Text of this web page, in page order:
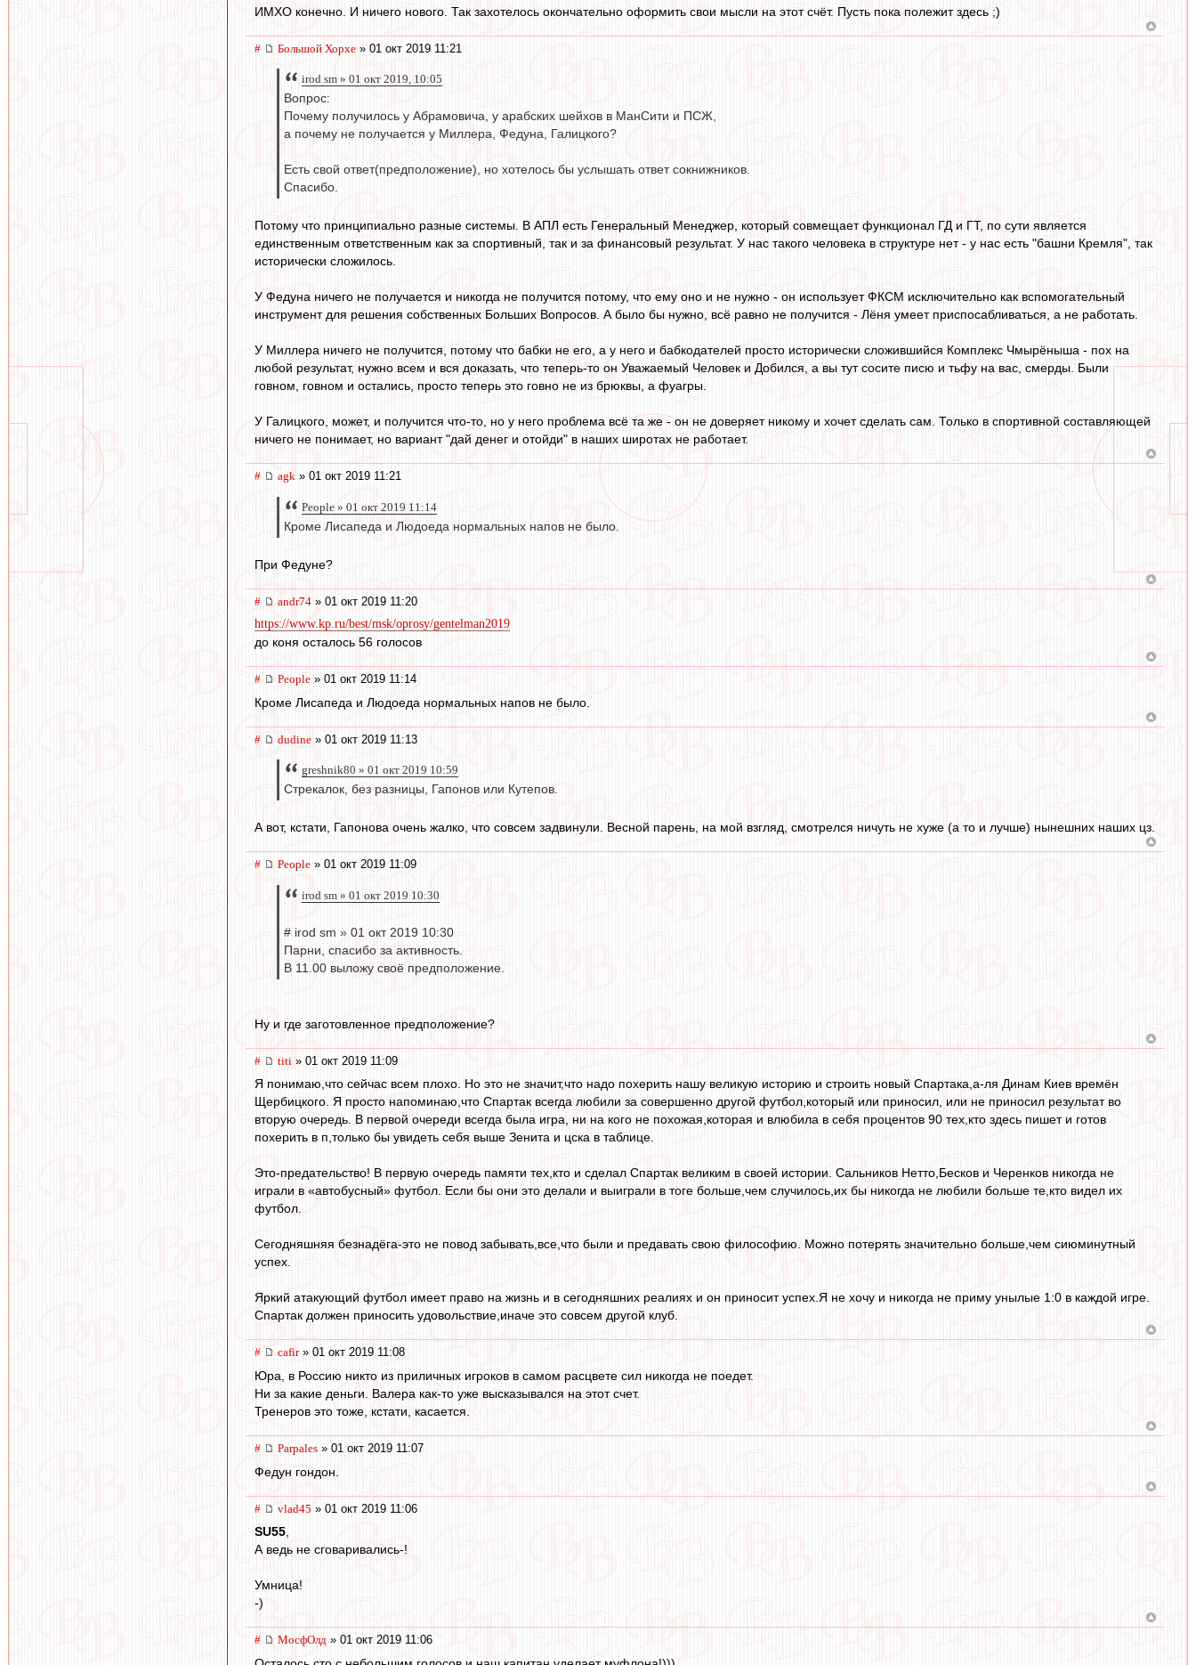
ИМХО конечно. И ничего нового. Так захотелось окончательно оформить свои мысли на этот счёт. Пусть пока полежит здесь ;)
# Большой Хорхе » 01 окт 2019 11:21
irod sm » 01 окт 2019, 10:05
Вопрос:
Почему получилось у Абрамовича, у арабских шейхов в МанСити и ПСЖ,
а почему не получается у Миллера, Федуна, Галицкого?
Есть свой ответ(предположение), но хотелось бы услышать ответ сокнижников.
Спасибо.
Потому что принципиально разные системы. В АПЛ есть Генеральный Менеджер, который совмещает функционал ГД и ГТ, по сути является
единственным ответственным как за спортивный, так и за финансовый результат. У нас такого человека в структуре нет - у нас есть "башни Кремля", так
исторически сложилось.
У Федуна ничего не получается и никогда не получится потому, что ему оно и не нужно - он использует ФКСМ исключительно как вспомогательный
инструмент для решения собственных Больших Вопросов. А было бы нужно, всё равно не получится - Лёня умеет приспосабливаться, а не работать.
У Миллера ничего не получится, потому что бабки не его, а у него и бабкодателей просто исторически сложившийся Комплекс Чмырёныша - пох на
любой результат, нужно всем и вся доказать, что теперь-то он Уважаемый Человек и Добился, а вы тут сосите писю и тьфу на вас, смерды. Были
говном, говном и остались, просто теперь это говно не из брюквы, а фуагры.
У Галицкого, может, и получится что-то, но у него проблема всё та же - он не доверяет никому и хочет сделать сам. Только в спортивной составляющей
ничего не понимает, но вариант "дай денег и отойди" в наших широтах не работает.
# agk » 01 окт 2019 11:21
People » 01 окт 2019 11:14
Кроме Лисапеда и Людоеда нормальных напов не было.
При Федуне?
# andr74 » 01 окт 2019 11:20
https://www.kp.ru/best/msk/oprosy/gentelman2019
до коня осталось 56 голосов
# People » 01 окт 2019 11:14
Кроме Лисапеда и Людоеда нормальных напов не было.
# dudine » 01 окт 2019 11:13
greshnik80 » 01 окт 2019 10:59
Стрекалок, без разницы, Гапонов или Кутепов.
А вот, кстати, Гапонова очень жалко, что совсем задвинули. Весной парень, на мой взгляд, смотрелся ничуть не хуже (а то и лучше) нынешних наших цз.
# People » 01 окт 2019 11:09
irod sm » 01 окт 2019 10:30
# irod sm » 01 окт 2019 10:30
Парни, спасибо за активность.
В 11.00 выложу своё предположение.
Ну и где заготовленное предположение?
# titi » 01 окт 2019 11:09
Я понимаю,что сейчас всем плохо. Но это не значит,что надо похерить нашу великую историю и строить новый Спартака,а-ля Динам Киев времён
Щербицкого. Я просто напоминаю,что Спартак всегда любили за совершенно другой футбол,который или приносил, или не приносил результат во
вторую очередь. В первой очереди всегда была игра, ни на кого не похожая,которая и влюбила в себя процентов 90 тех,кто здесь пишет и готов
похерить в п,только бы увидеть себя выше Зенита и цска в таблице.
Это-предательство! В первую очередь памяти тех,кто и сделал Спартак великим в своей истории. Сальников Нетто,Бесков и Черенков никогда не
играли в «автобусный» футбол. Если бы они это делали и выиграли в тоге больше,чем случилось,их бы никогда не любили больше те,кто видел их
футбол.
Сегодняшняя безнадёга-это не повод забывать,все,что были и предавать свою философию. Можно потерять значительно больше,чем сиюминутный
успех.
Яркий атакующий футбол имеет право на жизнь и в сегодняшних реалиях и он приносит успех.Я не хочу и никогда не приму унылые 1:0 в каждой игре.
Спартак должен приносить удовольствие,иначе это совсем другой клуб.
# cafir» 01 окт 2019 11:08
Юра, в Россию никто из приличных игроков в самом расцвете сил никогда не поедет.
Ни за какие деньги. Валера как-то уже высказывался на этот счет.
Тренеров это тоже, кстати, касается.
# Parpales » 01 окт 2019 11:07
Федун гондон.
# vlad45 » 01 окт 2019 11:06
SU55,
А ведь не сговаривались-!
Умница!
-)
# МосфОлд » 01 окт 2019 11:06